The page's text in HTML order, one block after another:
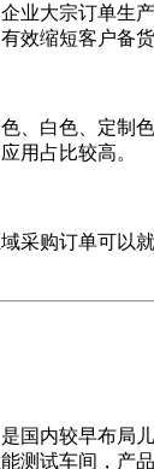
大宗订单生
效缩短客户备货
白色、定制
用占比较高。
购订单可以
内较早布局
测试车间，产